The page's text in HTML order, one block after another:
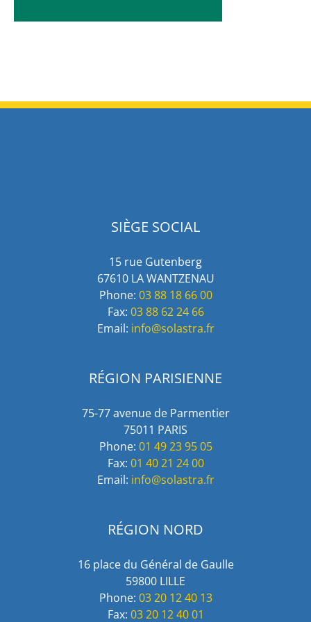
SIÈGE SOCIAL
15 rue Gutenberg
67610 LA WANTZENAU
Phone: 03 88 18 66 00
Fax: 03 88 62 24 66
Email: info@solastra.fr
RÉGION PARISIENNE
75-77 avenue de Parmentier
75011 PARIS
Phone: 01 49 23 95 05
Fax: 01 40 21 24 00
Email: info@solastra.fr
RÉGION NORD
16 place du Général de Gaulle
59800 LILLE
Phone: 03 20 12 40 13
Fax: 03 20 12 40 01